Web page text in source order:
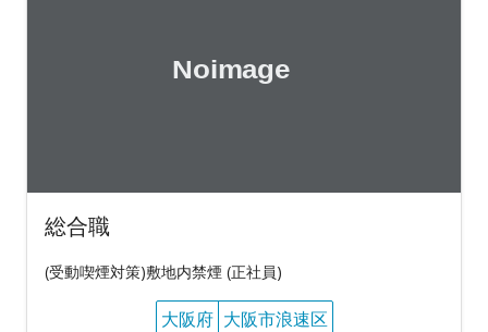
総合職
(受動喫煙対策)敷地内禁煙 (正社員)
大阪府 大阪市浪速区